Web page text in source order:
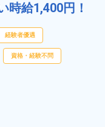
給1,400円！
経験者優遇
資格・経験不問